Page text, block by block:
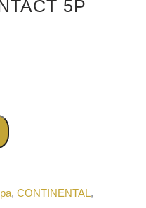
5P
98Y
, CONTINENTAL,